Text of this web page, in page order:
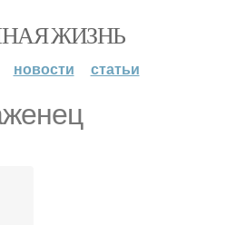
ЖИЗНЬ
новости статьи